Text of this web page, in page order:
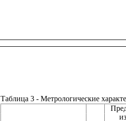
Таблица 3 - Метрологические